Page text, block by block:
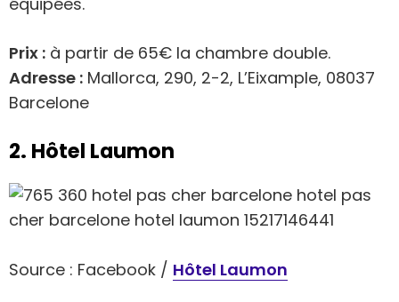
Prix : à partir de 65€ la chambre double.
Adresse : Mallorca, 290, 2-2, L’Eixample, 08037
Barcelone
2. Hôtel Laumon
Source : Facebook / Hôtel Laumon